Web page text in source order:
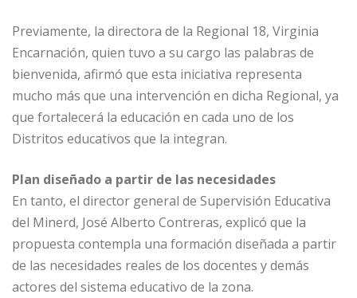
Previamente, la directora de la Regional 18, Virginia
Encarnación, quien tuvo a su cargo las palabras de
bienvenida, afirmó que esta iniciativa representa
mucho más que una intervención en dicha Regional, ya
que fortalecerá la educación en cada uno de los
Distritos educativos que la integran.
Plan diseñado a partir de las necesidades
En tanto, el director general de Supervisión Educativa
del Minerd, José Alberto Contreras, explicó que la
propuesta contempla una formación diseñada a partir
de las necesidades reales de los docentes y demás
actores del sistema educativo de la zona.